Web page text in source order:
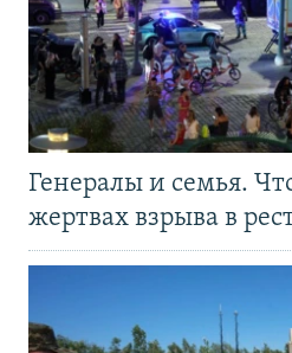
Генералы и семья.
жертвах взрыва в